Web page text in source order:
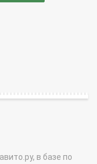
в базе по